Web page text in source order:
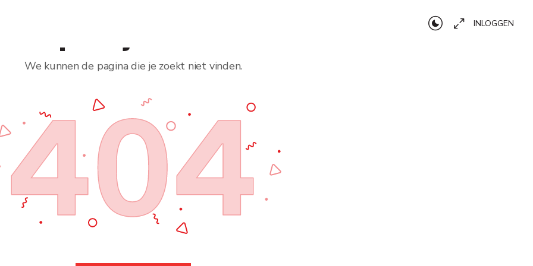
INLOGGEN
We kunnen de pagina die je zoekt niet vinden.